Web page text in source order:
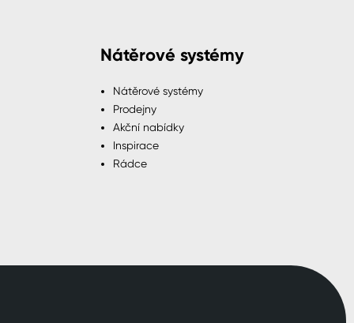
Nátěrové systémy
Nátěrové systémy
Prodejny
Akční nabídky
Inspirace
Rádce